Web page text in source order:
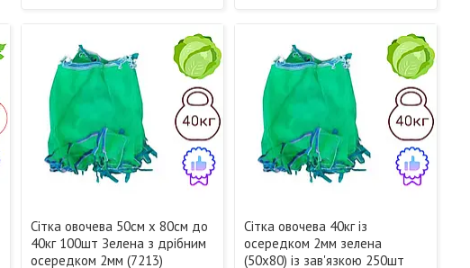
Сітка овочева 50см х 80см до
40кг 100шт Зелена з дрібним
осередком 2мм (7213)
Сітка овочева 40кг із
осередком 2мм зелена
(50х80) із зав'язкою 250шт